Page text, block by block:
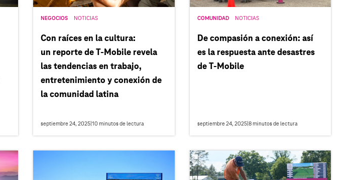
NEGOCIOS NOTICIAS
Con raíces en la cultura:
un reporte de T‑Mobile revela
las tendencias en trabajo,
entretenimiento y conexión de
la comunidad latina
septiembre 24, 2025 10 minutos de lectura
COMUNIDAD NOTICIAS
De compasión a conexión: así
es la respuesta ante desastres
de T‑Mobile
septiembre 24, 2025| 8 minutos de lectura